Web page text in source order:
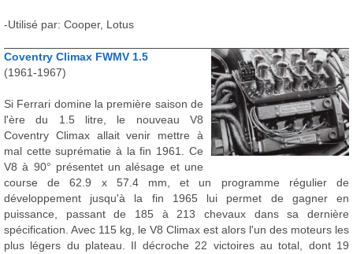
-Utilisé par: Cooper, Lotus
Coventry Climax FWMV 1.5
(1961-1967)
Si Ferrari domine la première saison de
l'ère du 1.5 litre, le nouveau V8
Coventry Climax allait venir mettre à
mal cette suprématie à la fin 1961. Ce
V8 à 90° présentet un alésage et une
course de 62.9 x 57.4 mm, et un programme régulier de
développement jusqu'à la fin 1965 lui permet de gagner en
puissance, passant de 185 à 213 chevaux dans sa dernière
spécification. Avec 115 kg, le V8 Climax est alors l'un des moteurs les
plus légers du plateau. Il décroche 22 victoires au total, dont 19